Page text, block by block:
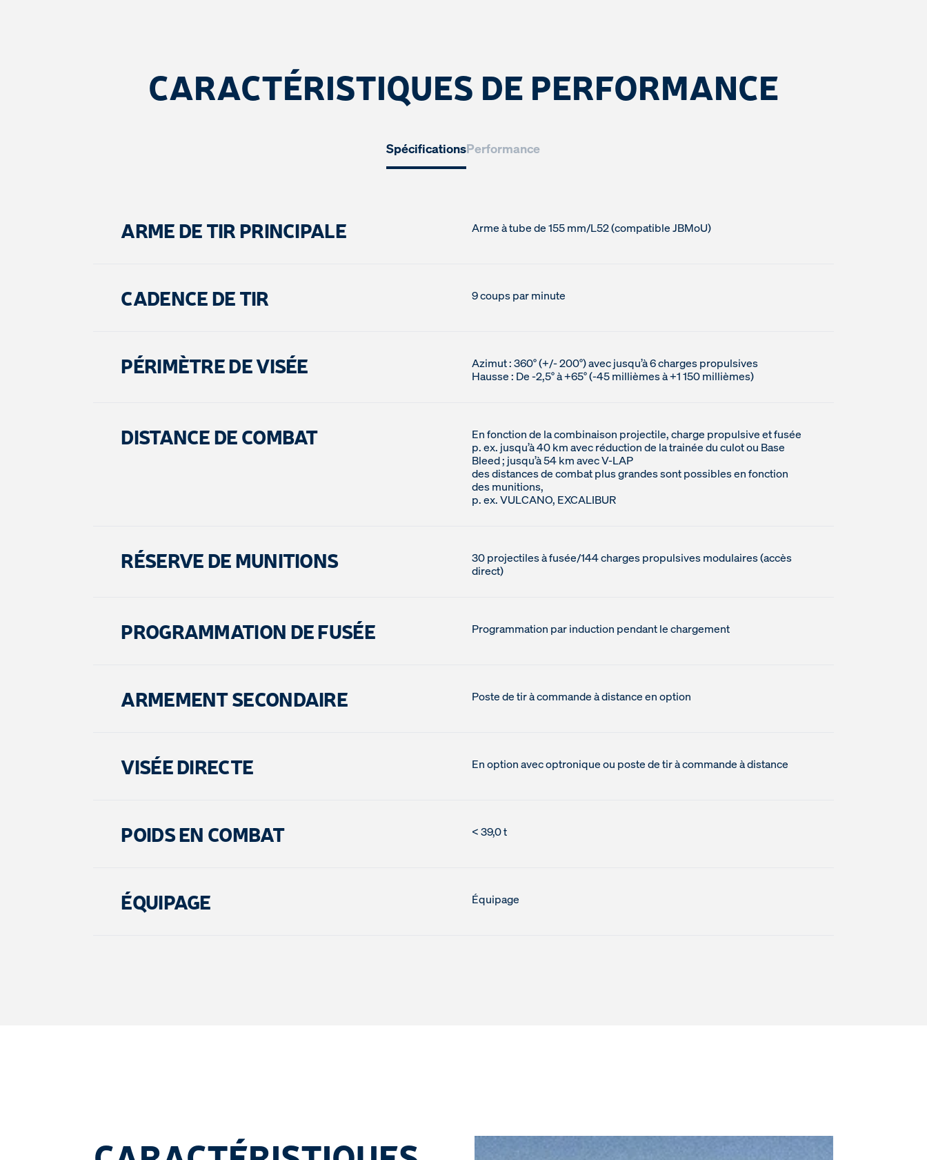
CARACTÉRISTIQUES DE PERFORMANCE
SpécificationsPerformance
ARME DE TIR PRINCIPALE Arme à tube de 155 mm/L52 (compatible JBMoU)
CADENCE DE TIR 9 coups par minute
PÉRIMÈTRE DE VISÉE
Azimut : 360° (+/- 200°) avec jusqu’à 6 charges propulsives
Hausse : De -2,5° à +65° (-45 millièmes à +1 150 millièmes)
DISTANCE DE COMBAT
En fonction de la combinaison projectile, charge propulsive et fusée
p. ex. jusqu’à 40 km avec réduction de la trainée du culot ou Base
Bleed ; jusqu’à 54 km avec V-LAP
des distances de combat plus grandes sont possibles en fonction
des munitions,
p. ex. VULCANO, EXCALIBUR
RÉSERVE DE MUNITIONS
30 projectiles à fusée/144 charges propulsives modulaires (accès
direct)
PROGRAMMATION DE FUSÉE Programmation par induction pendant le chargement
ARMEMENT SECONDAIRE Poste de tir à commande à distance en option
VISÉE DIRECTE En option avec optronique ou poste de tir à commande à distance
POIDS EN COMBAT < 39,0 t
ÉQUIPAGE Équipage